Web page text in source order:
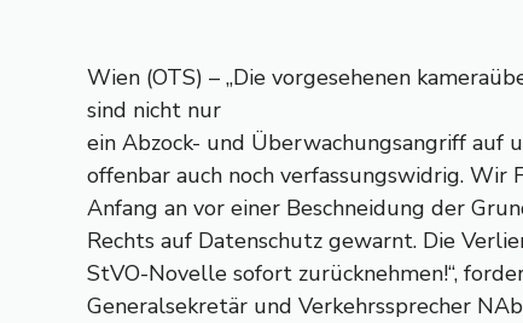
Wien (OTS) – „Die vorgesehenen
sind nicht nur
ein Abzock- und Überwachungsangriff auf
offenbar auch noch verfassungswidrig. Wir
Anfang an vor einer Beschneidung der
Rechts auf Datenschutz gewarnt. Die
StVO-Novelle sofort zurücknehmen!“,
Generalsekretär und Verkehrssprecher